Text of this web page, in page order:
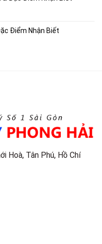
Điểm Nhận Biết
Hoà, Tân Phú, Hồ Chí